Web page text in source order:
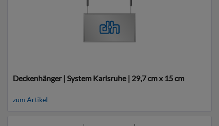
Deckenhänger | System Karlsruhe | 29,7 cm x 15 cm
zum Artikel